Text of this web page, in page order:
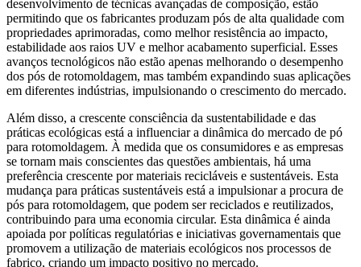
desenvolvimento de técnicas avançadas de composição, estão
permitindo que os fabricantes produzam pós de alta qualidade com
propriedades aprimoradas, como melhor resistência ao impacto,
estabilidade aos raios UV e melhor acabamento superficial. Esses
avanços tecnológicos não estão apenas melhorando o desempenho
dos pós de rotomoldagem, mas também expandindo suas aplicações
em diferentes indústrias, impulsionando o crescimento do mercado.
Além disso, a crescente consciência da sustentabilidade e das
práticas ecológicas está a influenciar a dinâmica do mercado de pó
para rotomoldagem. À medida que os consumidores e as empresas
se tornam mais conscientes das questões ambientais, há uma
preferência crescente por materiais recicláveis ​​e sustentáveis. Esta
mudança para práticas sustentáveis ​​está a impulsionar a procura de
pós para rotomoldagem, que podem ser reciclados e reutilizados,
contribuindo para uma economia circular. Esta dinâmica é ainda
apoiada por políticas regulatórias e iniciativas governamentais que
promovem a utilização de materiais ecológicos nos processos de
fabrico, criando um impacto positivo no mercado.